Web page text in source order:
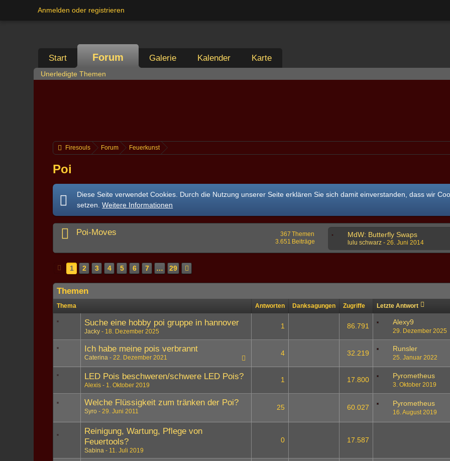
Anmelden oder registrieren
Start Forum Galerie Kalender Karte
Unerledigte Themen
Firesouls Forum Feuerkunst
Poi
Diese Seite verwendet Cookies. Durch die Nutzung unserer Seite erklären Sie sich damit einverstanden, dass wir
setzen.Weitere Informationen
Poi-Moves Themen
367
Beiträge
3.651
MdW: Butterfly Swaps
lulu schwarz -26. Juni 2014
1 2 3 4 5 6 7 … 29
Themen
Thema Antworten Danksagungen Zugriffe Letzte Antwort
Suche eine hobby poi gruppe in hannover
Jacky 18. Dezember 2025
1 86.791 Alexy9
29. Dezember 2025
Ich habe meine pois verbrannt
Caterina 22. Dezember 2021
4 32.219
Runsler
25. Januar 2022
LED Pois beschweren/schwere LED Pois?
Alexis 1. Oktober 2019
1 17.800 Pyrometheus
3. Oktober 2019
Welche Flüssigkeit zum tränken der Poi?
Syro 29. Juni 2011 25 60.027 Pyrometheus
16. August 2019
Reinigung, Wartung, Pflege von
Feuertools?
Sabina 11. Juli 2019
0 17.587